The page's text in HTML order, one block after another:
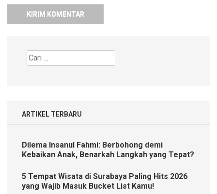
Cari
untuk:
ARTIKEL TERBARU
Dilema Insanul Fahmi: Berbohong demi
Kebaikan Anak, Benarkah Langkah yang Tepat?
5 Tempat Wisata di Surabaya Paling Hits 2026
yang Wajib Masuk Bucket List Kamu!